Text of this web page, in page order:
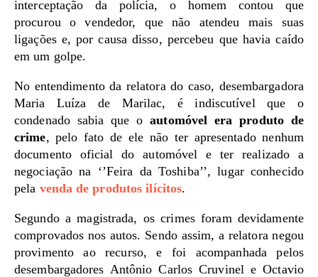
interceptação da polícia, o homem contou que
procurou o vendedor, que não atendeu mais suas
ligações e, por causa disso, percebeu que havia caído
em um golpe.
No entendimento da relatora do caso, desembargadora
Maria Luíza de Marilac, é indiscutível que o
condenado sabia que oautomóvel era produto de
crime, pelo fato de ele não ter apresentado nenhum
documento oficial do automóvel e ter realizado a
negociação na ‘’Feira da Toshiba’’, lugar conhecido
pela venda de produtos ilícitos.
Segundo a magistrada, os crimes foram devidamente
comprovados nos autos. Sendo assim, a relatora negou
provimento ao recurso, e foi acompanhada pelos
desembargadores Antônio Carlos Cruvinel e Octavio